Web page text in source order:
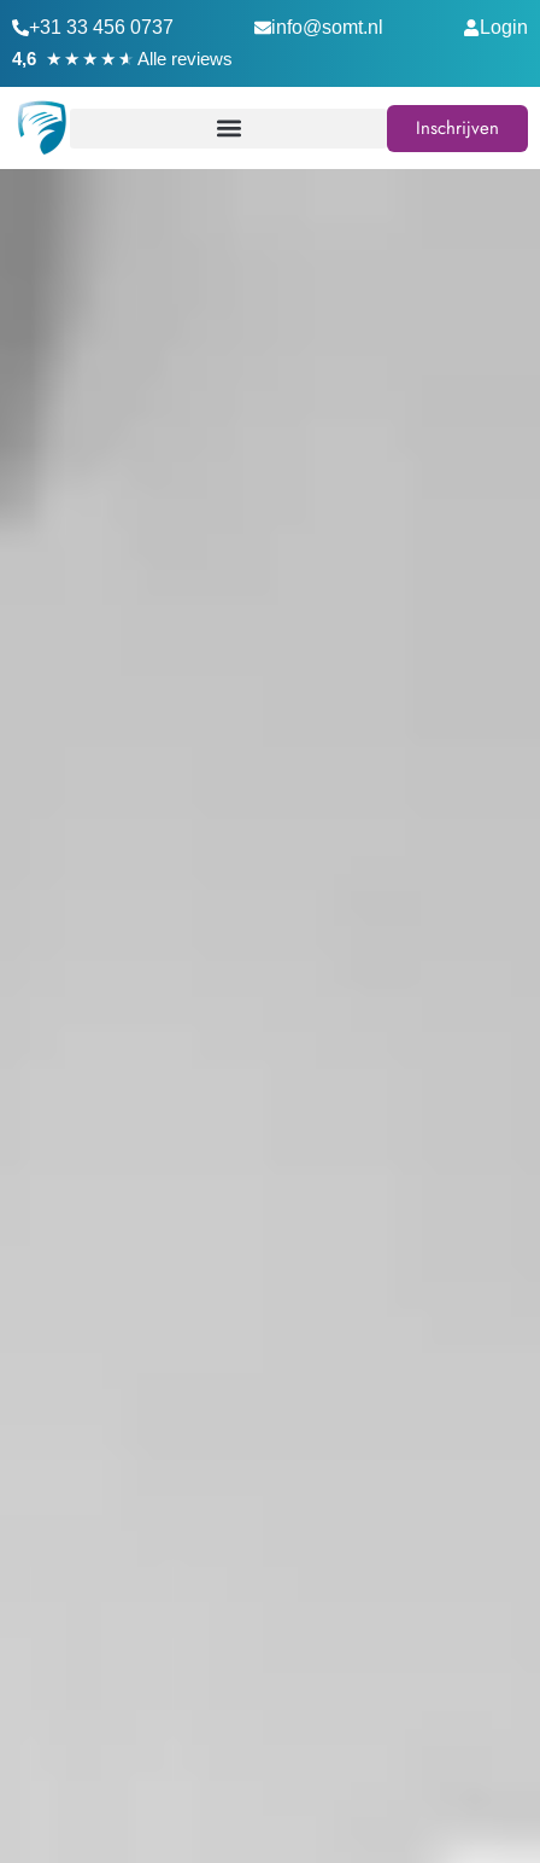
+31 33 456 0737 info@somt.nl
Login
4,6 ★★★★★ Alle reviews
Inschrijven